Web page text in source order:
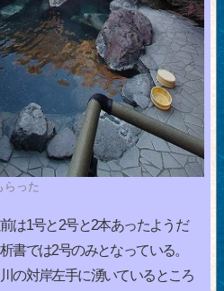
らった
は1号と2号と2本あったようだ
書では2号のみとなっている。
の対岸左手に湧いているところ